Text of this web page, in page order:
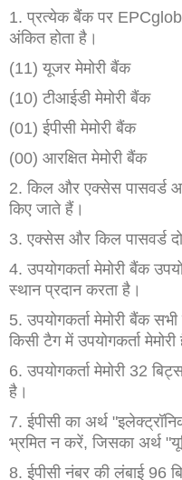
1. प्रत्येक बैंक पर EPCglobal
अंकित होता है।
(11) यूजर मेमोरी बैंक
(10) टीआईडी मेमोरी बैंक
(01) ईपीसी मेमोरी बैंक
(00) आरक्षित मेमोरी बैंक
2. किल और एक्सेस पासवर्ड
किए जाते हैं।
3. एक्सेस और किल पासवर्ड
4. उपयोगकर्ता मेमोरी बैंक
स्थान प्रदान करता है।
5. उपयोगकर्ता मेमोरी बैंक
किसी टैग में उपयोगकर्ता
6. उपयोगकर्ता मेमोरी 32
है।
7. ईपीसी का अर्थ
भ्रमित न करें, जिसका अर्थ
8. ईपीसी नंबर की लंबाई 96